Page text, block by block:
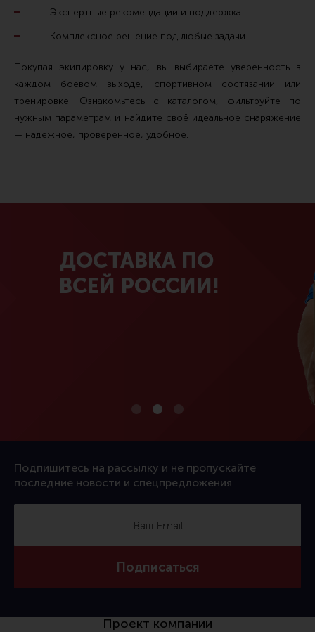
Экспертные рекомендации и поддержка.
Комплексное решение под любые задачи.
Покупая экипировку у нас, вы выбираете уверенность в
каждом боевом выходе, спортивном состязании или
тренировке. Ознакомьтесь с каталогом, фильтруйте по
нужным параметрам и найдите своё идеальное снаряжение
— надёжное, проверенное, удобное.
ДОСТАВКА ПО
ВСЕЙ РОССИИ!
Подпишитесь на рассылку и не пропускайте
последние новости и спецпредложения
Подписаться
Проект компании